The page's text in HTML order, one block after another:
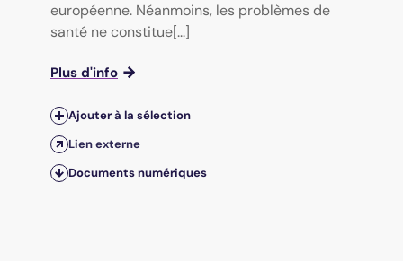
européenne. Néanmoins, les problèmes de
santé ne constitue[...]
Plus d'info
Ajouter à la sélection
Lien externe
Documents numériques